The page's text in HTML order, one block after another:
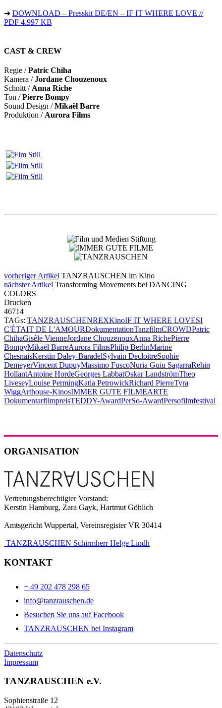
➜ DOWNLOAD – Presskit DE/EN – IF IT WHERE LOVE //
PDF 4.997 KB
CAST & CREW
Regie /Patric Chiha
Kamera /Jordane Chouzenoux
Schnitt / Anna Riche
Ton /Pierre Bompy
Sound Design /Mikaël Barre
Produktion / Aurora Films
vorheriger Artikel TANZRAUSCHEN im Kino
nächster Artikel Transforming Movements bei DANCING
COLORS
Drucken
46714
TAGs: TANZRAUSCHENREXKinoIF IT WHERE LOVESI
C'ÉTAIT DE L'AMOURDokumentationTanzfilmCROWDPatric
ChihaGisèle VienneJordane ChouzenouxAnna RichePierre
BompyMikaël BarreAurora FilmsPhilip BerlinMarine
ChesnaisKerstin Daley-BaradelSylvain DecloitreSophie
DemeyerVincent DupuyMassimo FuscoNuria Guiu SagarraRehin
HollantAntoine HordeGeorges LabbatOskar LandströmTheo
LiveseyLouise PermingKatia PetrowickRichard PierreTyra
WiggArthouse-KinosIMMER GUTE FILMEARTE
DokumentarfilmpreisTEDDY-AwardPerSo-AwardPersofilmfestival
ORGANISATION
Vertretungsberechtigter Vorstand:
Kerstin Hamburg, Zara Gayk, Hartmut Göhlich
Amtsgericht Wuppertal, Vereinsregister VR 30414
TANZRAUSCHEN Schirmherr Helge Lindh
KONTAKT
+ 49 202 478 298 65
info@tanzrauschen.de
Besuchen Sie uns auf Facebook
TANZRAUSCHEN bei Instagram
Datenschutz
Impressum
TANZRAUSCHEN e.V.
Sophienstraße 12